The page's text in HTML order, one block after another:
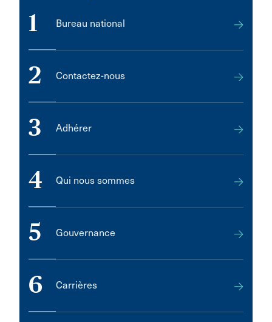
1 Bureau national
2 Contactez-nous
3 Adhérer
4 Qui nous sommes
5 Gouvernance
6 Carrières